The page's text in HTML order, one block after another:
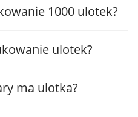
1000 ulotek?
ulotek?
ma ulotka?